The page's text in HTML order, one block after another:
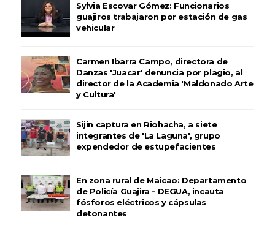
Sylvia Escovar Gómez: Funcionarios
guajiros trabajaron por estación de gas
vehicular
Carmen Ibarra Campo, directora de
Danzas 'Juacar' denuncia por plagio, al
director de la Academia 'Maldonado Arte
y Cultura'
Sijin captura en Riohacha, a siete
integrantes de 'La Laguna', grupo
expendedor de estupefacientes
En zona rural de Maicao: Departamento
de Policía Guajira - DEGUA, incauta
fósforos eléctricos y cápsulas
detonantes